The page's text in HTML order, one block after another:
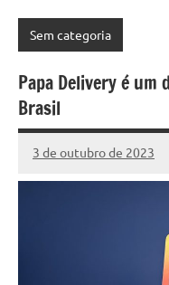
Sem categoria
Papa Delivery é um
Brasil
3 de outubro de 2023
Marcelo
Fachin
1
comentário